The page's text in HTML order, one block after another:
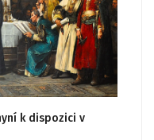
k dispozici v